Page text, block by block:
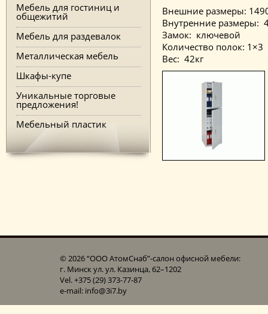
Мебель для гостиниц и
общежитий
Мебель для раздевалок
Металлическая мебель
Шкафы-купе
Уникальные торговые
предложения!
Мебельный пластик
Внешние размеры:
Внутренние размеры:
Замок: ключевой
Количество полок: 1×3
Вес: 42кг
© 2026 “ООО АтомСнаб”-cалон офисной мебели:
г. Минск ул. ул. Казинца, 62–1202
Vel. +375 (29) 373-77-87
e-mail: info@3i7.by